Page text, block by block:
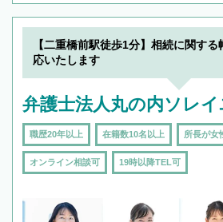
【二重橋前駅徒歩1分】相続に関す
応いたします
弁護士法人丸の内ソレ
職歴20年以上 在籍数10名以上 所長が女
オンライン相談可 19時以降TEL可